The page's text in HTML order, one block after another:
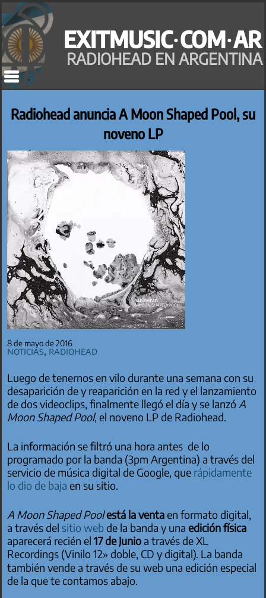
Saltar
al
contenido
EXITMUSIC·COM·AR
RADIOHEAD EN ARGENTINA
Radiohead anuncia A Moon Shaped Pool, su
noveno LP
8 de mayo de 2016
Noticias, Radiohead
Luego de tenernos en vilo durante una semana con su
desaparición de y reaparición en la red y el lanzamiento
de dos videoclips, finalmente llegó el día y se lanzó A
Moon Shaped Pool, el noveno LP de Radiohead.
La información se filtró una hora antes de lo
programado por la banda (3pm Argentina) a través del
servicio de música digital de Google, que rápidamente
lo dio de baja en su sitio.
A Moon Shaped Poolestá la ventaen formato digital,
a través del sitio webde la banda y unaedición física
aparecerá recién el17 de Junioa través de XL
Recordings (Vinilo 12» doble, CD y digital). La banda
también vende a través de su web una edición especial
de la que te contamos abajo.